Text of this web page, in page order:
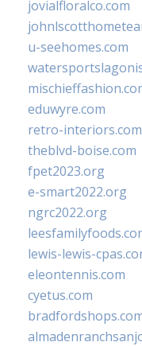
jovialfloralco.com
u-seehomes.com
eduwyre.com
retro-interiors.com
theblvd-boise.com
fpet2023.org
e-smart2022.org
ngrc2022.org
lewis-lewis-
eleontennis.com
cyetus.com